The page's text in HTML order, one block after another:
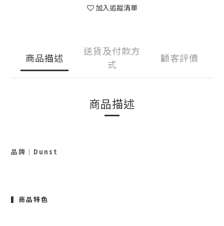
加入追蹤清單
商品描述
送貨及付款方
式
顧客評價
商品描述
品牌 ｜ Dunst
▍商品特色